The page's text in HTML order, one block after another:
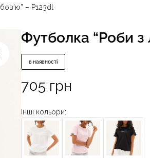
– P123dl
Футболка “Роби з
в наявності
705 грн
Інші кольори: